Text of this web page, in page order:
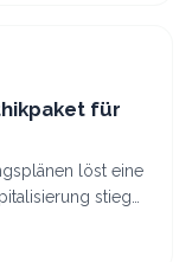
für
löst eine
stieg